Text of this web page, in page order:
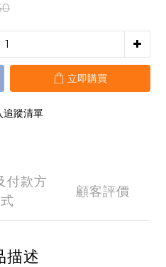
立即購買
追蹤清單
付款方
式
顧客評價
描述